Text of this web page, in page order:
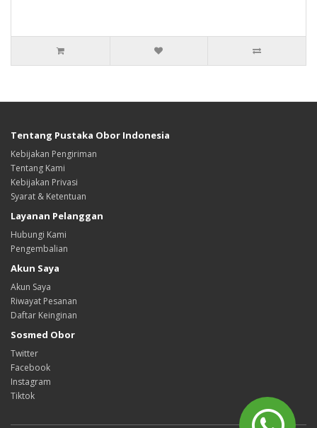
Tentang Pustaka Obor Indonesia
Kebijakan Pengiriman
Tentang Kami
Kebijakan Privasi
Syarat & Ketentuan
Layanan Pelanggan
Hubungi Kami
Pengembalian
Akun Saya
Akun Saya
Riwayat Pesanan
Daftar Keinginan
Sosmed Obor
Twitter
Facebook
Instagram
Tiktok